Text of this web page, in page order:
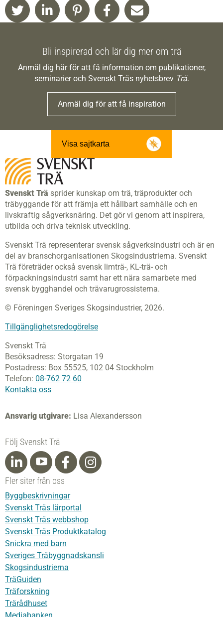
Bli inspirerad och lär dig mer om trä
Anmäl dig här för att få information om publikationer,
seminarier och Svenskt Träs nyhetsbrev Trä.
Anmäl dig för att få inspiration
Visa sajtkarta
Svenskt Trä sprider kunskap om trä, träprodukter och
träbyggande för att främja ett hållbart samhälle och en
livskraftig sågverksnäring. Det gör vi genom att inspirera,
utbilda och driva teknisk utveckling.
Svenskt Trä representerar svensk sågverksindustri och är en
del av branschorganisationen Skogsindustrierna. Svenskt
Trä företräder också svensk limträ-, KL-trä- och
förpackningsindustri samt har ett nära samarbete med
svensk bygghandel och trävarugrossisterna.
© Föreningen Sveriges Skogsindustrier, 2026.
Tillgänglighetsredogörelse
Svenskt Trä
Besöksadress: Storgatan 19
Postadress: Box 55525, 102 04 Stockholm
Telefon: 08-762 72 60
Kontakta oss
Ansvarig utgivare: Lisa Alexandersson
Följ Svenskt Trä
Fler siter från oss
Byggbeskrivningar
Svenskt Träs lärportal
Svenskt Träs webbshop
Svenskt Träs Produktkatalog
Snickra med barn
Sveriges Träbyggnadskansli
Skogsindustrierna
TräGuiden
Träforskning
Trärådhuset